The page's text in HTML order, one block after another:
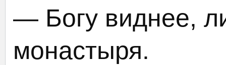
— Богу виднее,
монастыря.